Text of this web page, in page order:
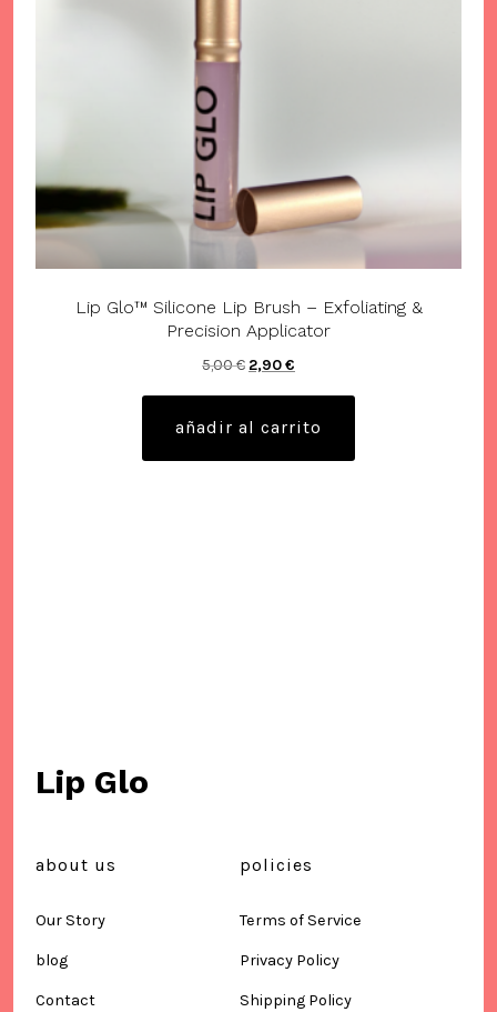
Lip Glo™ Silicone Lip Brush – Exfoliating &
Precision Applicator
5,00€ El
2,90€
añadir al carrito
Lip Glo
about us
Our Story
blog
Contact
policies
Terms of Service
Privacy Policy
Shipping Policy